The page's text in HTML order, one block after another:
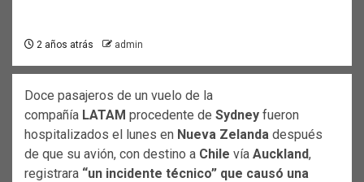
2 años atrás admin
Doce pasajeros de un vuelo de la
compañía LATAM procedente de Sydney fueron
hospitalizados el lunes en Nueva Zelanda después
de que su avión, con destino a Chile vía Auckland,
registrara “un incidente técnico” que causó una